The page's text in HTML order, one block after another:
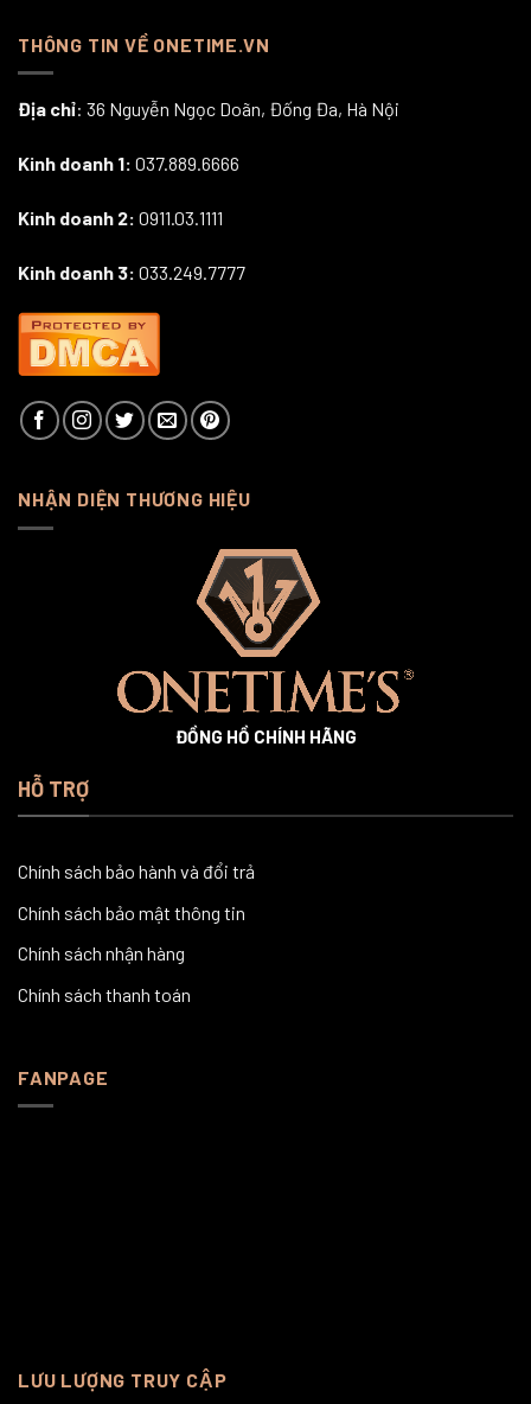
THÔNG TIN VỀ ONETIME.VN
Địa chỉ: 36 Nguyễn Ngọc Doãn, Đống Đa, Hà Nội
Kinh doanh 1: 037.889.6666
Kinh doanh 2: 0911.03.1111
Kinh doanh 3: 033.249.7777
NHẬN DIỆN THƯƠNG HIỆU
ĐỒNG HỒ CHÍNH HÃNG
HỖ TRỢ
Chính sách bảo hành và đổi trả
Chính sách bảo mật thông tin
Chính sách nhận hàng
Chính sách thanh toán
FANPAGE
LƯU LƯỢNG TRUY CẬP